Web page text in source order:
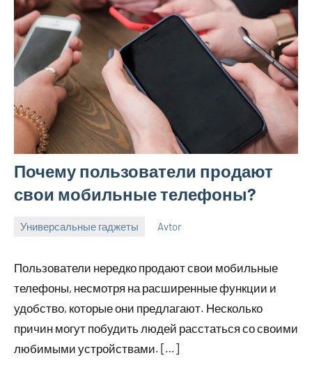
Почему пользователи продают
свои мобильные телефоны?
Универсальные гаджеты
2023
Avtor
Пользователи нередко продают свои мобильные
телефоны, несмотря на расширенные функции и
удобство, которые они предлагают. Несколько
причин могут побудить людей расстаться со своими
любимыми устройствами. […]